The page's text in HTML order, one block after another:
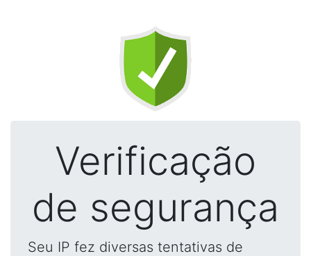
Verificação
de segurança
Seu IP fez diversas tentativas de